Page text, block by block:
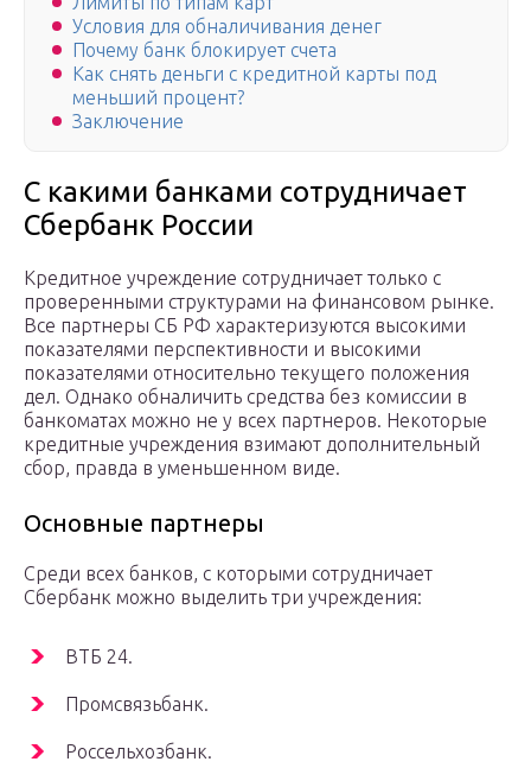
Условия для обналичивания денег
Почему банк блокирует счета
Как снять деньги с кредитной карты под
меньший процент?
Заключение
С какими банками сотрудничает
Сбербанк России
Кредитное учреждение сотрудничает только с
проверенными структурами на финансовом рынке.
Все партнеры СБ РФ характеризуются высокими
показателями перспективности и высокими
показателями относительно текущего положения
дел. Однако обналичить средства без комиссии в
банкоматах можно не у всех партнеров. Некоторые
кредитные учреждения взимают дополнительный
сбор, правда в уменьшенном виде.
Основные партнеры
Среди всех банков, с которыми сотрудничает
Сбербанк можно выделить три учреждения:
ВТБ 24.
Промсвязьбанк.
Россельхозбанк.